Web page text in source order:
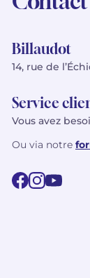
Billaudot
14, rue de
Service
Vous avez
Ou via notre